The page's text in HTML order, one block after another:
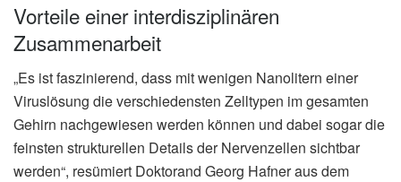
Vorteile einer interdisziplinären
Zusammenarbeit
„Es ist faszinierend, dass mit wenigen Nanolitern einer
Viruslösung die verschiedensten Zelltypen im gesamten
Gehirn nachgewiesen werden können und dabei sogar die
feinsten strukturellen Details der Nervenzellen sichtbar
werden“, resümiert Doktorand Georg Hafner aus dem